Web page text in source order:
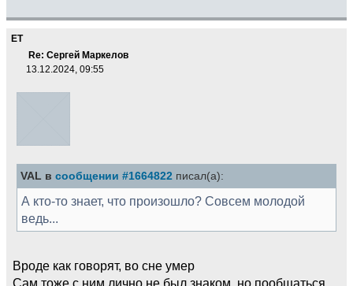
ET
Re: Сергей Маркелов
13.12.2024, 09:55
VAL в сообщении #1664822 писал(а):
А кто-то знает, что произошло? Совсем молодой
ведь...
Вроде как говорят, во сне умер
Сам тоже с ним лично не был знаком, но пообщаться